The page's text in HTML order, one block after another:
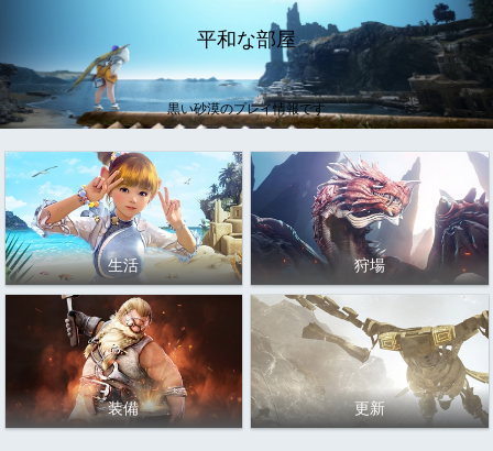
平和な部屋
黒い砂漠のプレイ情報です
生活 狩場
装備 更新